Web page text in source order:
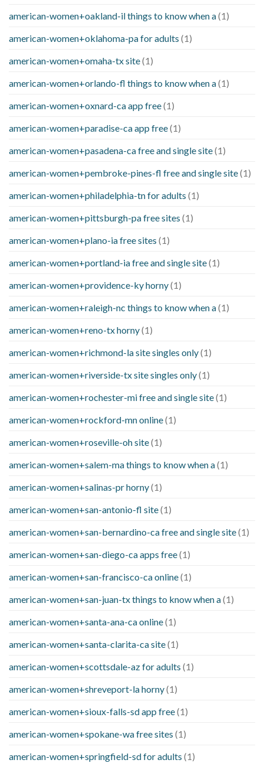
american-women+oakland-il things to know when a(1)
american-women+oklahoma-pa for adults (1)
american-women+omaha-tx site(1)
american-women+orlando-fl things to know when a(1)
american-women+oxnard-ca app free(1)
american-women+paradise-ca app free(1)
american-women+pasadena-ca free and single site(1)
american-women+pembroke-pines-fl free and single site(1)
american-women+philadelphia-tn for adults (1)
american-women+pittsburgh-pa free sites (1)
american-women+plano-ia free sites (1)
american-women+portland-ia free and single site(1)
american-women+providence-ky horny(1)
american-women+raleigh-nc things to know when a(1)
american-women+reno-tx horny(1)
american-women+richmond-la site singles only(1)
american-women+riverside-tx site singles only(1)
american-women+rochester-mi free and single site(1)
american-women+rockford-mn online(1)
american-women+roseville-oh site(1)
american-women+salem-ma things to know when a(1)
american-women+salinas-pr horny(1)
american-women+san-antonio-fl site(1)
american-women+san-bernardino-ca free and single site(1)
american-women+san-diego-ca apps free(1)
american-women+san-francisco-ca online(1)
american-women+san-juan-tx things to know when a(1)
american-women+santa-ana-ca online(1)
american-women+santa-clarita-ca site(1)
american-women+scottsdale-az for adults (1)
american-women+shreveport-la horny(1)
american-women+sioux-falls-sd app free(1)
american-women+spokane-wa free sites (1)
american-women+springfield-sd for adults (1)